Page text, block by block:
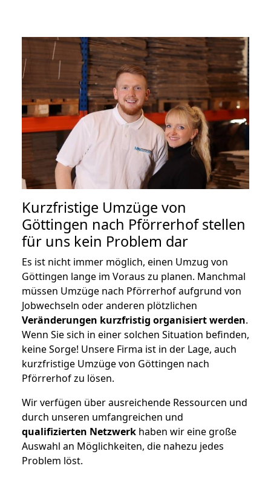
Kurzfristige Umzüge von
Göttingen nach Pförrerhof stellen
für uns kein Problem dar
Es ist nicht immer möglich, einen Umzug von
Göttingen lange im Voraus zu planen. Manchmal
müssen Umzüge nach Pförrerhof aufgrund von
Jobwechseln oder anderen plötzlichen
Veränderungen kurzfristig organisiert werden.
Wenn Sie sich in einer solchen Situation befinden,
keine Sorge! Unsere Firma ist in der Lage, auch
kurzfristige Umzüge von Göttingen nach
Pförrerhof zu lösen.
Wir verfügen über ausreichende Ressourcen und
durch unseren umfangreichen und
qualifizierten Netzwerk haben wir eine große
Auswahl an Möglichkeiten, die nahezu jedes
Problem löst.